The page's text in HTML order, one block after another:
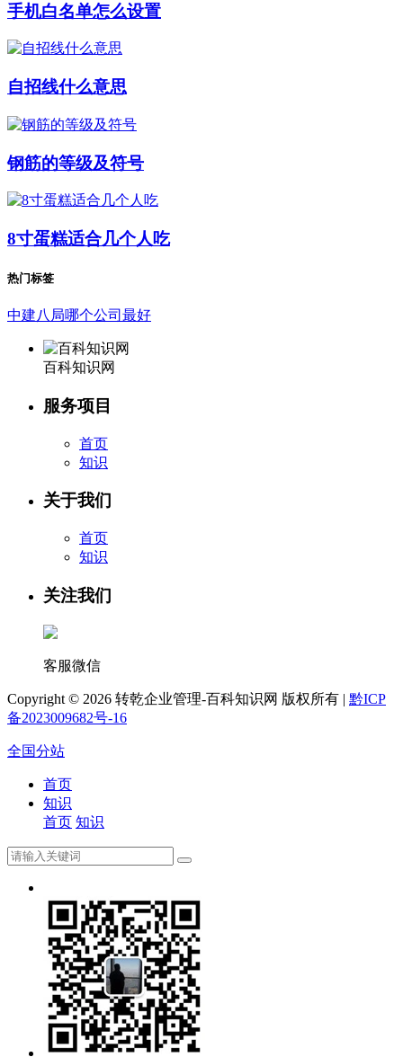
手机白名单怎么设置
自招线什么意思
钢筋的等级及符号
8寸蛋糕适合几个人吃
热门标签
中建八局哪个公司最好
百科知识网
服务项目
首页
知识
关于我们
首页
知识
关注我们
客服微信
Copyright © 2026 转乾企业管理-百科知识网 版权所有 | 黔ICP
备2023009682号-16
全国分站
首页
知识
首页 知识